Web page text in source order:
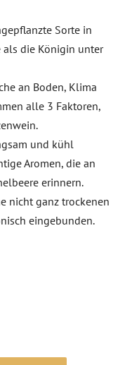
Sorte in
die Königin unter
an Boden, Klima
alle 3 Faktoren,
und kühl
Aromen, die an
erinnern.
nicht ganz trockenen
eingebunden.